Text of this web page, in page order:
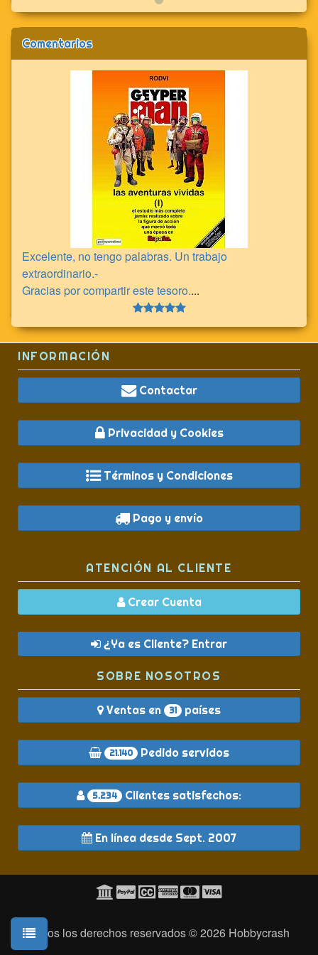
Comentarios
Excelente, no tengo palabras. Un trabajo
extraordinario.-
Gracias por compartir este tesoro....
INFORMACIÓN
Contactar
Privacidad y Cookies
Términos y Condiciones
Pago y envío
ATENCIÓN AL CLIENTE
Crear Cuenta
¿Ya es Cliente? Entrar
SOBRE NOSOTROS
Ventas en 31 países
21.140 Pedido servidos
5.234 Clientes satisfechos:
En línea desde Sept. 2007
Todos los derechos reservados © 2026 Hobbycrash